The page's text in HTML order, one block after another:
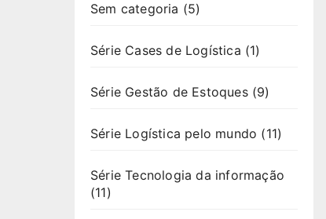
Sem categoria (5)
Série Cases de Logística (1)
Série Gestão de Estoques(9)
Série Logística pelo mundo (11)
Série Tecnologia da informação
(11)